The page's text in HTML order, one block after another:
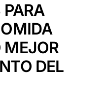
PARA
MEJOR
DEL